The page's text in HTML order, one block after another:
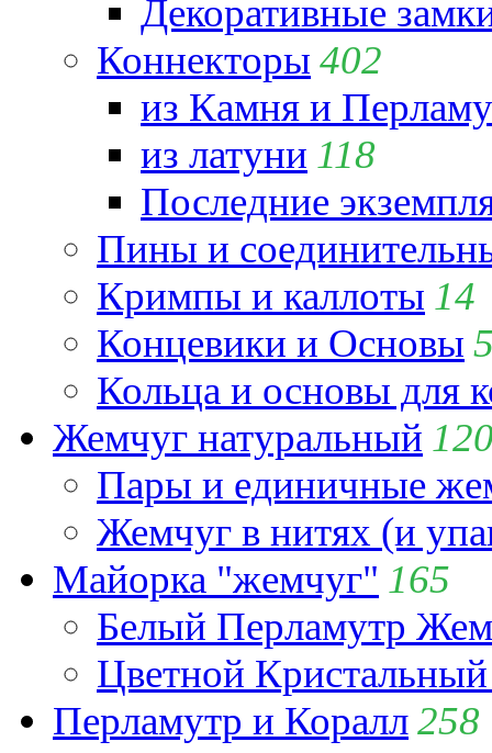
Декоративные
Коннекторы 402
из Камня и
из латуни 118
Последние
Пины и
Кримпы и каллоты 14
Концевики и Основы
Кольца и основы для
Жемчуг натуральный
Пары и единичные
Жемчуг в нитях (и
Майорка "жемчуг" 165
Белый Перламутр
Цветной
Перламутр и Коралл258